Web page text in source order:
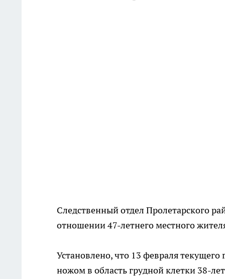
Следственный отдел Пролетарского
отношении 47-летнего местного
Установлено, что 13 февраля
ножом в область грудной клетки 38-